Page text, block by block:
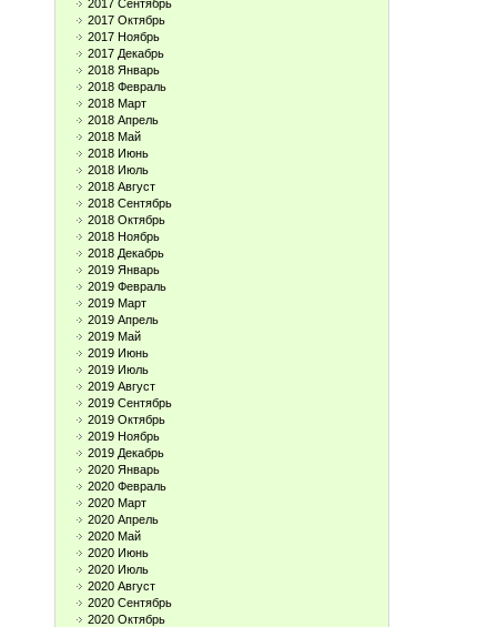
2017 Сентябрь
2017 Октябрь
2017 Ноябрь
2017 Декабрь
2018 Январь
2018 Февраль
2018 Март
2018 Апрель
2018 Май
2018 Июнь
2018 Июль
2018 Август
2018 Сентябрь
2018 Октябрь
2018 Ноябрь
2018 Декабрь
2019 Январь
2019 Февраль
2019 Март
2019 Апрель
2019 Май
2019 Июнь
2019 Июль
2019 Август
2019 Сентябрь
2019 Октябрь
2019 Ноябрь
2019 Декабрь
2020 Январь
2020 Февраль
2020 Март
2020 Апрель
2020 Май
2020 Июнь
2020 Июль
2020 Август
2020 Сентябрь
2020 Октябрь